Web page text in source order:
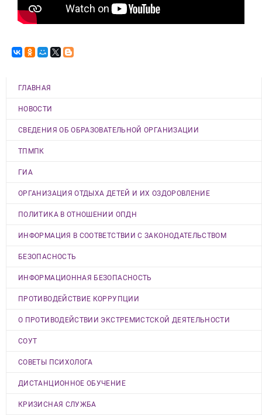
ГЛАВНАЯ
НОВОСТИ
СВЕДЕНИЯ ОБ ОБРАЗОВАТЕЛЬНОЙ ОРГАНИЗАЦИИ
ТПМПК
ГИА
ОРГАНИЗАЦИЯ ОТДЫХА ДЕТЕЙ И ИХ ОЗДОРОВЛЕНИЕ
ПОЛИТИКА В ОТНОШЕНИИ ОПДН
ИНФОРМАЦИЯ В СООТВЕТСТВИИ С ЗАКОНОДАТЕЛЬСТВОМ
БЕЗОПАСНОСТЬ
ИНФОРМАЦИОННАЯ БЕЗОПАСНОСТЬ
ПРОТИВОДЕЙСТВИЕ КОРРУПЦИИ
О ПРОТИВОДЕЙСТВИИ ЭКСТРЕМИСТСКОЙ ДЕЯТЕЛЬНОСТИ
СОУТ
СОВЕТЫ ПСИХОЛОГА
ДИСТАНЦИОННОЕ ОБУЧЕНИЕ
КРИЗИСНАЯ СЛУЖБА